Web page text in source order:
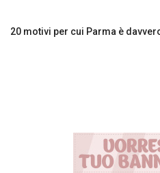
20 motivi per cui Parma è